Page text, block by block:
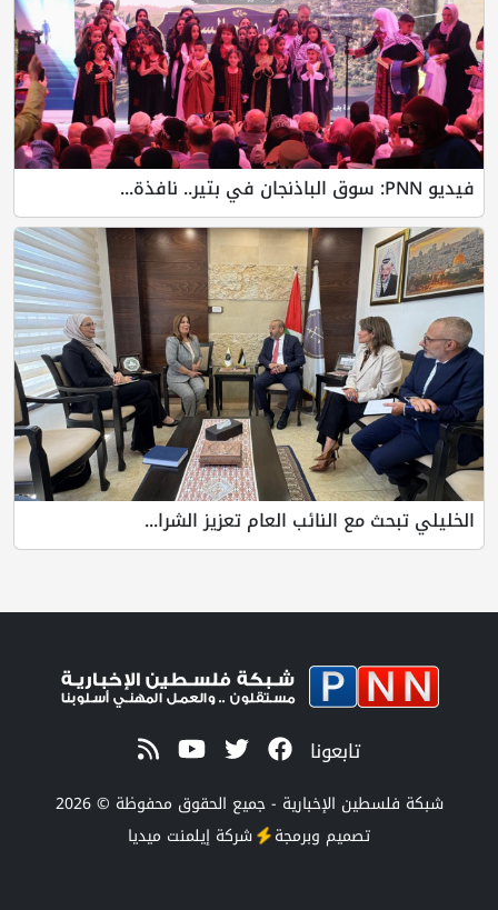
فيديو PNN: سوق الباذنجان في بتير.. نافذة...
الخليلي تبحث مع النائب العام تعزيز الشرا...
تابعونا
شبكة فلسطين الإخبارية - جميع الحقوق محفوظة © 2026
تصميم وبرمجة شركة إيلمنت ميديا